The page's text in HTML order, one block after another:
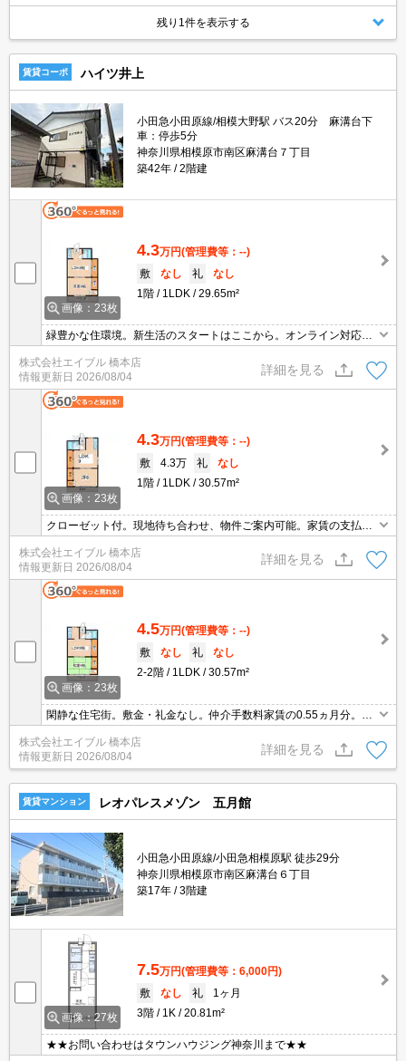
残り1件を表示する
賃貸コーポ ハイツ井上
小田急小田原線/相模大野駅 バス20分 麻溝台下
車：停歩5分
神奈川県相模原市南区麻溝台７丁目
築42年
2階建
画像：23枚
4.3万円(管理費等：--)
敷
なし 礼
なし
1階
1LDK 29.65m²
緑豊かな住環境。新生活のスタートはここから。オンライン対応
J:COM1G Wi-Fi無料。
株式会社エイブル 橋本店
情報更新日 2026/08/04
詳細を見る
画像：23枚
4.3万円(管理費等：--)
敷
4.3万 礼
なし
1階
1LDK 30.57m²
クローゼット付。現地待ち合わせ、物件ご案内可能。家賃の支払で
ポイントたまります（条件あり）。コンビニが近く(422m)買物便
利。スーパーへ467m。J:COM1G Wi-Fi無料。
株式会社エイブル 橋本店
情報更新日 2026/08/04
詳細を見る
画像：23枚
4.5万円(管理費等：--)
敷
なし 礼
なし
2-2階
1LDK 30.57m²
閑静な住宅街。敷金・礼金なし。仲介手数料家賃の0.55ヵ月分。初
期費用・家賃カード払い可。J:COM1G Wi-Fi無料。角部屋。洋室へ
変更します。
株式会社エイブル 橋本店
情報更新日 2026/08/04
詳細を見る
賃貸マンション レオパレスメゾン 五月館
小田急小田原線/小田急相模原駅 徒歩29分
神奈川県相模原市南区麻溝台６丁目
築17年
3階建
画像：27枚
7.5万円(管理費等：6,000円)
敷
なし 礼
1ヶ月
3階
1K 20.81m²
★★お問い合わせはタウンハウジング神奈川まで★★